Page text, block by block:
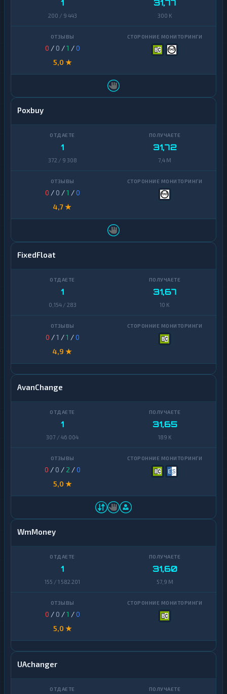
1
200 / 9 443
31,77
300 K
0 / 0 /1 /0
5,0 ★
Poxbuy
1
372 / 9 308
31,72
7,4 M
0 / 0 /1 /0
4,7 ★
FixedFloat
1
0,154 / 283
31,67
10 K
0 /1 /1 /0
4,9 ★
AvanChange
1
307 / 46 004
31,65
189 K
0 / 0 / 2 /0
5,0 ★
WmMoney
1
155 / 1 582 201
31,60
57,9 M
0 / 0 /1 /0
5,0 ★
UAchanger